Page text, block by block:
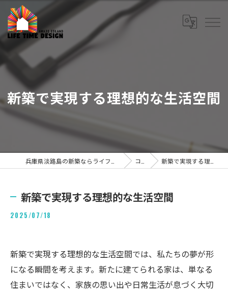
新築で実現する理想的な生活空間
コラム 新築で実現する理想的な生活空間
新築で実現する理想的な生活空間
2025/07/18
新築で実現する理想的な生活空間では、私たちの夢が形
になる瞬間を考えます。新たに建てられる家は、単なる
住まいではなく、家族の思い出や日常生活が息づく大切